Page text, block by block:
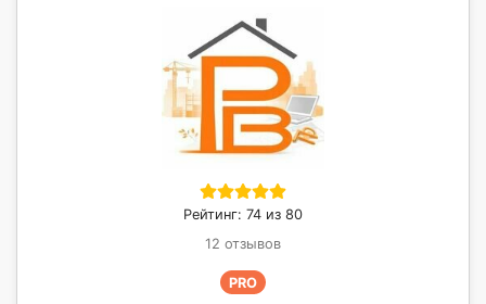
Рейтинг: 74 из 80
12 отзывов
PRO